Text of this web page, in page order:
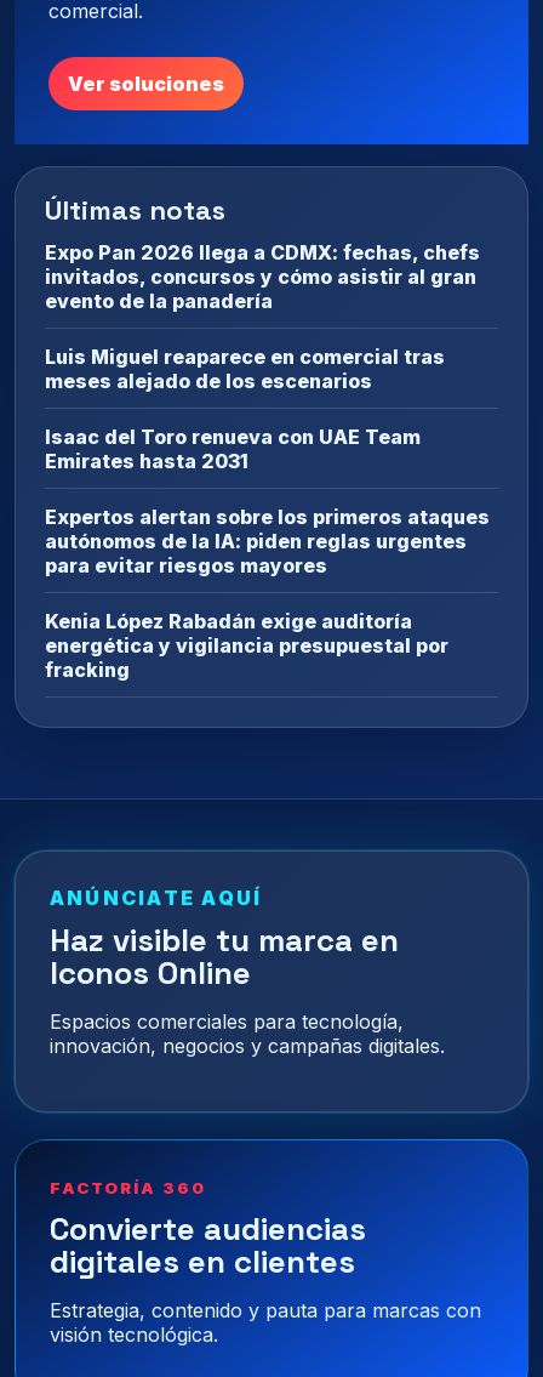
comercial.
Ver soluciones
Últimas notas
Expo Pan 2026 llega a CDMX: fechas, chefs
invitados, concursos y cómo asistir al gran
evento de la panadería
Luis Miguel reaparece en comercial tras
meses alejado de los escenarios
Isaac del Toro renueva con UAE Team
Emirates hasta 2031
Expertos alertan sobre los primeros ataques
autónomos de la IA: piden reglas urgentes
para evitar riesgos mayores
Kenia López Rabadán exige auditoría
energética y vigilancia presupuestal por
fracking
ANÚNCIATE AQUÍ
Haz visible tu marca en
Iconos Online
Espacios comerciales para tecnología,
innovación, negocios y campañas digitales.
FACTORÍA 360
Convierte audiencias
digitales en clientes
Estrategia, contenido y pauta para marcas con
visión tecnológica.